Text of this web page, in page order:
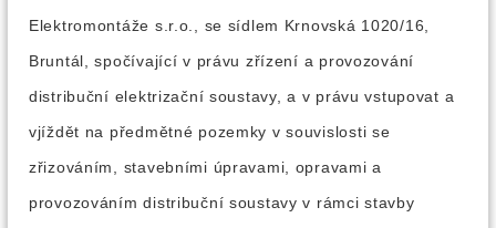
Elektromontáže s.r.o., se sídlem Krnovská 1020/16,
Bruntál, spočívající v právu zřízení a provozování
distribuční elektrizační soustavy, a v právu vstupovat a
vjíždět na předmětné pozemky v souvislosti se
zřizováním, stavebními úpravami, opravami a
provozováním distribuční soustavy v rámci stavby